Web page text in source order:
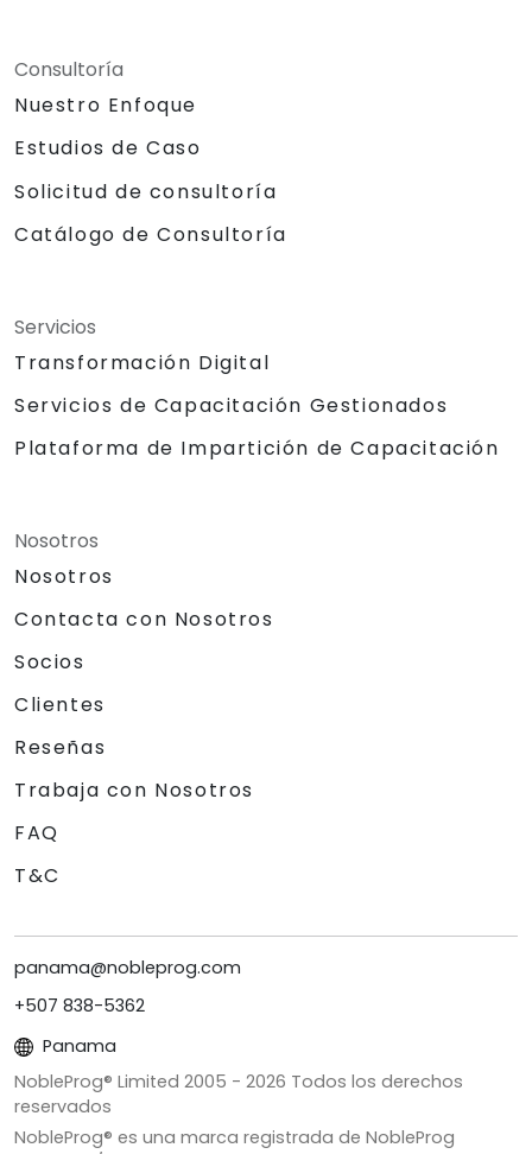
Consultoría
Nuestro Enfoque
Estudios de Caso
Solicitud de consultoría
Catálogo de Consultoría
Servicios
Transformación Digital
Servicios de Capacitación Gestionados
Plataforma de Impartición de Capacitación
Nosotros
Nosotros
Contacta con Nosotros
Socios
Clientes
Reseñas
Trabaja con Nosotros
FAQ
T&C
panama@nobleprog.com
+507 838-5362
Panama
NobleProg® Limited 2005 - 2026 Todos los derechos
reservados
NobleProg® es una marca registrada de NobleProg